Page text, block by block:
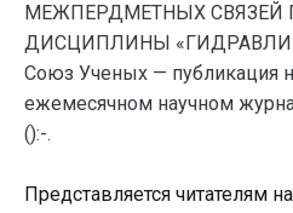
МЕЖПЕРДМЕТНЫХ СВЯЗЕЙ
ДИСЦИПЛИНЫ
Союз Ученых — публикация
ежемесячном научном
():-.
Представляется читателям